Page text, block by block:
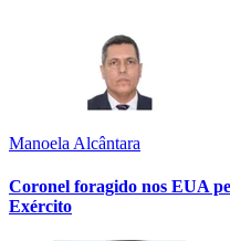
Manoela Alcântara
Coronel foragido nos EUA
Exército